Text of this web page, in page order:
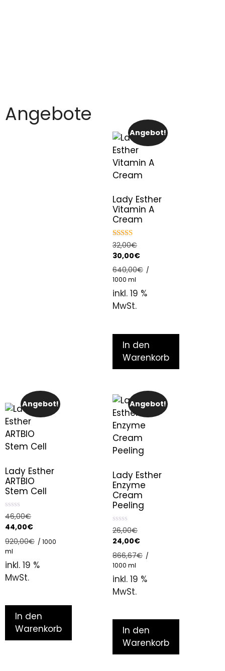
Angebote
Angebot!
Lady Esther
Vitamin A
Cream
5.00
out of 5
32,00€
30,00€
640,00€ /
1000 ml
inkl. 19 %
MwSt.
In den
Warenkorb
Angebot!
Lady Esther
ARTBIO
Stem Cell
0
u
o
f
46,00€
44,00€
920,00€ / 1000
ml
inkl. 19 %
MwSt.
In den
Warenkorb
Angebot!
Lady Esther
Enzyme
Cream
Peeling
0
u
o
f
26,00€
24,00€
866,67€ /
1000 ml
inkl. 19 %
MwSt.
In den
Warenkorb